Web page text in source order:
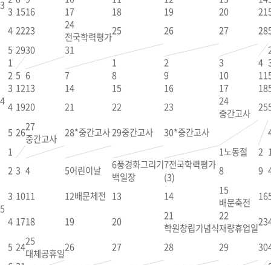
3 3 1516 17 18 19 20 21
4 2223
24
전국학력평가25 26 27 28
5 2930 31
4
1 1 2 3 4
2 5 6 7 8 9 10 11
3 1213 14 15 16 17 18
4 1920 21 22 23
24
중간고사 25
5 2627
중간고사 28*중간고사29중간고사 30*중간고사
5
1 1노동절 2
2 3 4 5어린이날 6풍경화그리기
백일장
7전국학력평가
(3)
8 9
3 1011 12배문체전 13 14
15
배문축전
16
4 1718 19 20
21
학원창립기념식
22
재량휴업일23
5 2425
대체공휴일26 27 28 29 30